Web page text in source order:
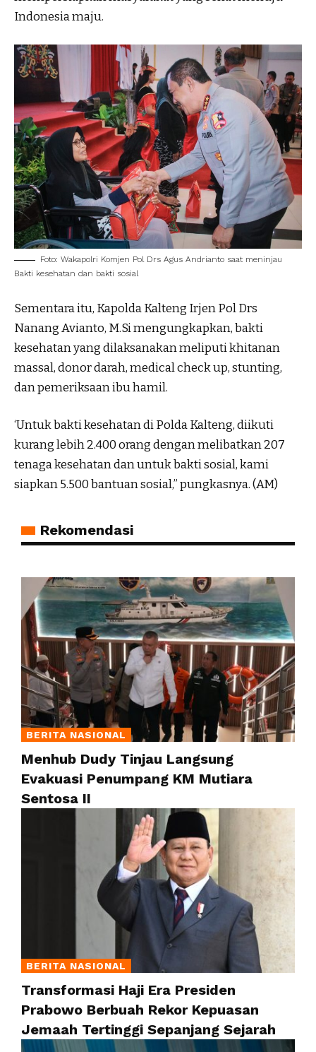
Indonesia maju.
Foto: Wakapolri Komjen Pol Drs Agus Andrianto saat meninjau
Bakti kesehatan dan bakti sosial
Sementara itu, Kapolda Kalteng Irjen Pol Drs
Nanang Avianto, M.Si mengungkapkan, bakti
kesehatan yang dilaksanakan meliputi khitanan
massal, donor darah, medical check up, stunting,
dan pemeriksaan ibu hamil.
‘Untuk bakti kesehatan di Polda Kalteng, diikuti
kurang lebih 2.400 orang dengan melibatkan 207
tenaga kesehatan dan untuk bakti sosial, kami
siapkan 5.500 bantuan sosial,” pungkasnya. (AM)
Rekomendasi
BERITA NASIONAL
Menhub Dudy Tinjau Langsung
Evakuasi Penumpang KM Mutiara
Sentosa II
BERITA NASIONAL
Transformasi Haji Era Presiden
Prabowo Berbuah Rekor Kepuasan
Jemaah Tertinggi Sepanjang Sejarah